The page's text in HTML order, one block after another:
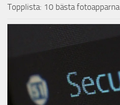
Topplista: 10 bästa fotoapparna